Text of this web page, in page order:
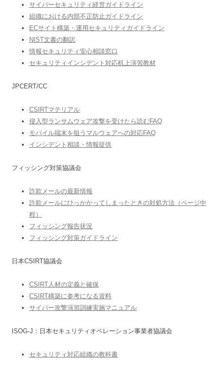
サイバーセキュリティ経営ガイドライン
組織における内部不正防止ガイドライン
ECサイト構築・運用セキュリティガイドライン
NIST文書の翻訳
情報セキュリティ安心相談窓口
セキュリティインシデント対応机上演習教材
JPCERT/CC
CSIRTマテリアル
侵入型ランサムウェア攻撃を受けたら読むFAQ
モバイル端末を狙うマルウェアへの対応FAQ
インシデント相談・情報提供
フィッシング対策協議会
詐欺メールの最新情報
詐欺メールにひっかかってしまったときの対処方法（ページ中
程）
フィッシング報告状況
フィッシング対策ガイドライン
日本CSIRT協議会
CSIRT人材の定義と確保
CSIRT構築に参考になる資料
サイバー攻撃演習訓練実施マニュアル
ISOG-J：日本セキュリティオペレーション事業者協議会
セキュリティ対応組織の教科書